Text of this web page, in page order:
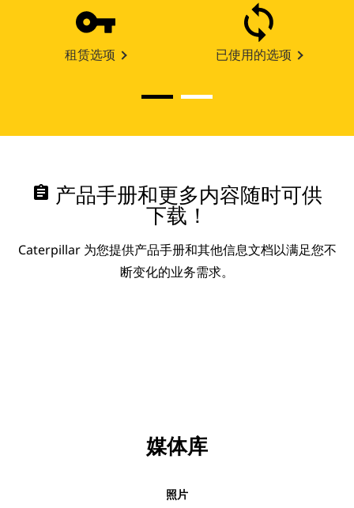
租赁选项 已使用的选项
assignment 产品手册和更多内容随时可供
下载！
Caterpillar 为您提供产品手册和其他信息文档以满足您不
断变化的业务需求。
媒体库
照片